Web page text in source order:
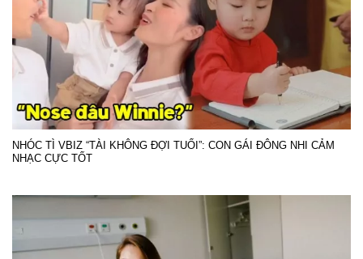
NHÓC TÌ VBIZ “TÀI KHÔNG ĐỢI TUỔI”: CON GÁI ĐÔNG NHI CẢM
NHẠC CỰC TỐT